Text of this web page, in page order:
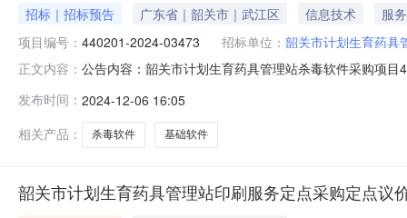
招标｜招标预告 广东省｜韶关市｜武江区 信息技术
服务
项目编号： 440201-2024-03473 招标单位： 韶关市计划生育药具
正文内容： 公告内容：韶关市计划生育药具管理站杀毒软件采购项
0615:27:26发布人：韶关市计划生育药具管理站发布时
发布时间： 2024-12-06 16:05
相关产品：
杀毒软件 基础软件
韶关市计划生育药具管理站印刷服务定点采购定点议